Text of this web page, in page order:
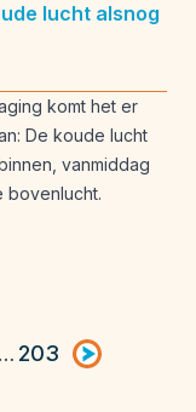
lucht alsnog
komt het er
De koude lucht
vanmiddag
bovenlucht.
… 203 Volgende